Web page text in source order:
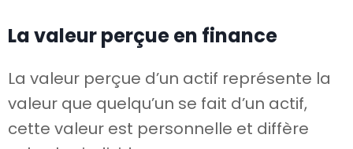
La valeur perçue en finance
La valeur perçue d’un actif représente la
valeur que quelqu’un se fait d’un actif,
cette valeur est personnelle et diffère